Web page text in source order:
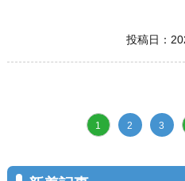
投稿日：
1 2 3